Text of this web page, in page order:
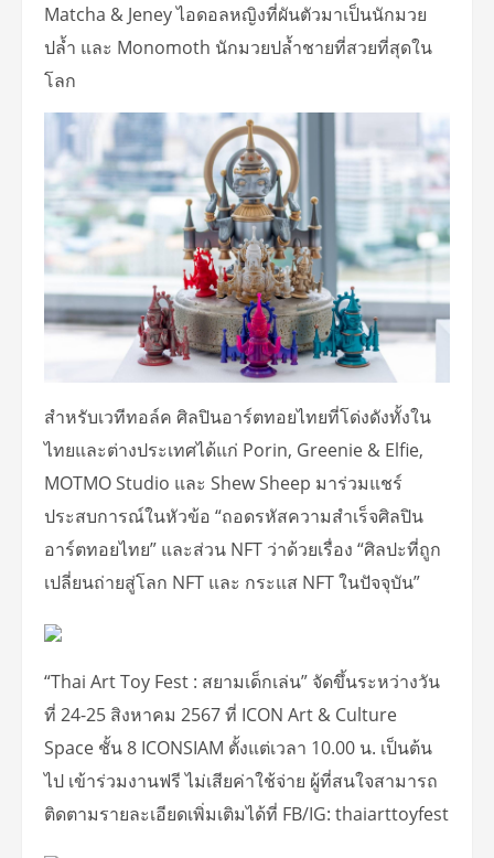
Matcha & Jeney ไอดอลหญิงที่ผันตัวมาเป็นนักมวย
ปล้ำ และ Monomoth นักมวยปล้ำชายที่สวยที่สุดใน
โลก
สำหรับเวทีทอล์ค ศิลปินอาร์ตทอยไทยที่โด่งดังทั้งใน
ไทยและต่างประเทศได้แก่ Porin, Greenie & Elfie,
MOTMO Studio และ Shew Sheep มาร่วมแชร์
ประสบการณ์ในหัวข้อ “ถอดรหัสความสำเร็จศิลปิน
อาร์ตทอยไทย” และส่วน NFT ว่าด้วยเรื่อง “ศิลปะที่ถูก
เปลี่ยนถ่ายสู่โลก NFT และ กระแส NFT ในปัจจุบัน”
“Thai Art Toy Fest : สยามเด็กเล่น” จัดขึ้นระหว่างวัน
ที่ 24-25 สิงหาคม 2567 ที่ ICON Art & Culture
Space ชั้น 8 ICONSIAM ตั้งแต่เวลา 10.00 น. เป็นต้น
ไป เข้าร่วมงานฟรี ไม่เสียค่าใช้จ่าย ผู้ที่สนใจสามารถ
ติดตามรายละเอียดเพิ่มเติมได้ที่ FB/IG: thaiarttoyfest